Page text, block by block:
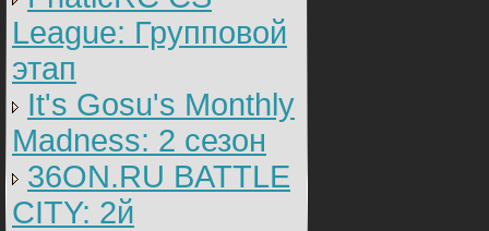
League: Групповой
этап
It's Gosu's Monthly
Madness: 2 сезон
36ON.RU BATTLE
CITY: 2й